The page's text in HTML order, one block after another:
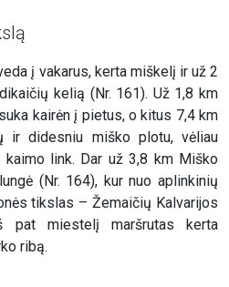
į vakarus, kerta miškelį ir už 2
kelią (Nr. 161). Už 1,8 km
kairėn į pietus, o kitus 7,4 km
ir didesniu miško plotu, vėliau
link. Dar už 3,8 km Miško
(Nr. 164), kur nuo aplinkinių
tikslas – Žemaičių Kalvarijos
pat miestelį maršrutas kerta
ribą.